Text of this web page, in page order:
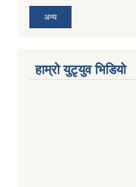
अन्य
हाम्राे युटृयुव भिडियाे